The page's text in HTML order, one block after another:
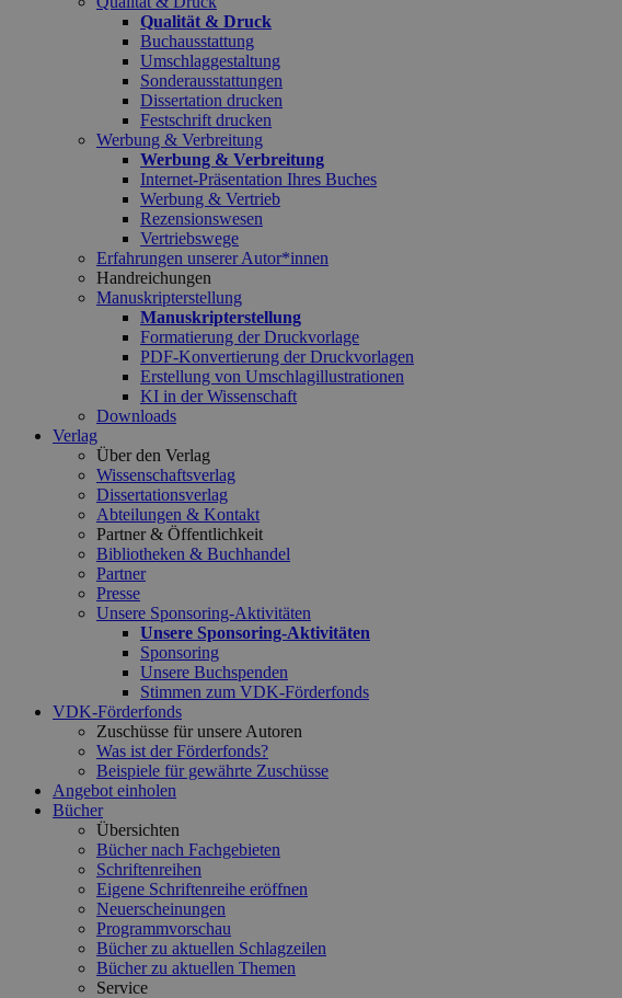
Qualität & Druck
Buchausstattung
Umschlaggestaltung
Sonderausstattungen
Dissertation drucken
Festschrift drucken
Werbung & Verbreitung
Werbung & Verbreitung
Internet-Präsentation Ihres Buches
Werbung & Vertrieb
Rezensionswesen
Vertriebswege
Erfahrungen unserer Autor*innen
Handreichungen
Manuskripterstellung
Manuskripterstellung
Formatierung der Druckvorlage
PDF-Konvertierung der Druckvorlagen
Erstellung von Umschlagillustrationen
KI in der Wissenschaft
Downloads
Verlag
Über den Verlag
Wissenschaftsverlag
Dissertationsverlag
Abteilungen & Kontakt
Partner & Öffentlichkeit
Bibliotheken & Buchhandel
Partner
Presse
Unsere Sponsoring-Aktivitäten
Unsere Sponsoring-Aktivitäten
Sponsoring
Unsere Buchspenden
Stimmen zum VDK-Förderfonds
VDK-Förderfonds
Zuschüsse für unsere Autoren
Was ist der Förderfonds?
Beispiele für gewährte Zuschüsse
Angebot einholen
Bücher
Übersichten
Bücher nach Fachgebieten
Schriftenreihen
Eigene Schriftenreihe eröffnen
Neuerscheinungen
Programmvorschau
Bücher zu aktuellen Schlagzeilen
Bücher zu aktuellen Themen
Service